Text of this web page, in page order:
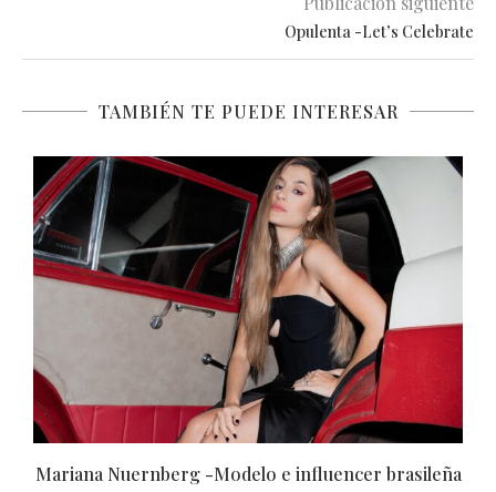
Opulenta -Let’s Celebrate
TAMBIÉN TE PUEDE INTERESAR
Mariana Nuernberg -Modelo e influencer brasileña